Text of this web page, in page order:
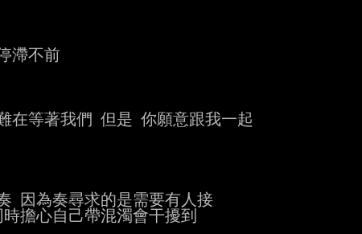
滯不前
在等著我們 但是 你願意跟我一起
因為奏尋求的是需要有人接
擔心自己帶混濁會干擾到